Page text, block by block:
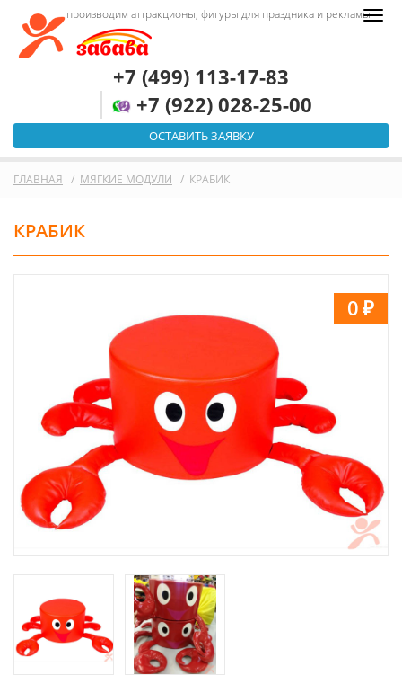
производим аттракционы, фигуры для праздника и рекламы
+7 (499) 113-17-83
+7 (922) 028-25-00
ОСТАВИТЬ ЗАЯВКУ
ГЛАВНАЯ МЯГКИЕ МОДУЛИ КРАБИК
КРАБИК
0₽